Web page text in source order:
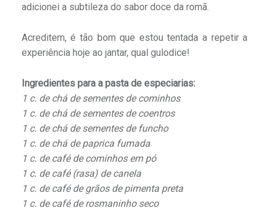
adicionei a subtileza do sabor doce da romã.
Acreditem, é tão bom que estou tentada a repetir a
experiência hoje ao jantar, qual gulodice!
Ingredientes para a pasta de especiarias:
1 c. de chá de sementes de cominhos
1 c. de chá de sementes de coentros
1 c. de chá de sementes de funcho
1 c. de chá de paprica fumada
1 c. de café de cominhos em pó
1 c. de café (rasa) de canela
1 c. de café de grãos de pimenta preta
1 c. de café de rosmaninho seco